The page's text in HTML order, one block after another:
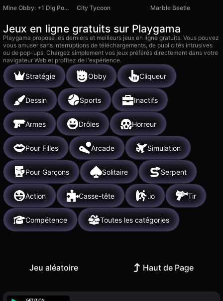
Mine Obby: +1 Dig Power per Hit
City Tycoon Marble Beetle
Jeux en ligne gratuits sur Playgama
Playgama propose les derniers et meilleurs jeux en ligne gratuits. Vous pouvez
vous amuser sans interruptions de téléchargements, de publicités intrusives
ou de pop-ups. Chargez simplement vos jeux préférés directement dans votre
navigateur Web et profitez de l'expérience.
Stratégie Obby Cliqueur
Dessin Sports Inactifs
Armes Drôles Horreur
Pour Filles Arcade Simulation
Pour Garçons Solitaire Serpent
Action Casse-tête .io Tir
Compétence Toutes les catégories
Jeu aléatoire Haut de Page